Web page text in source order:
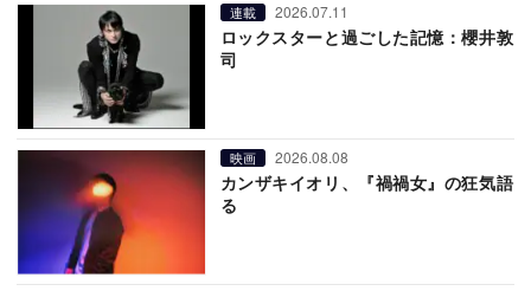
連載 2026.07.11
ロックスターと過ごした記憶：櫻井敦
司
映画 2026.08.08
カンザキイオリ、『禍禍女』の狂気語
る